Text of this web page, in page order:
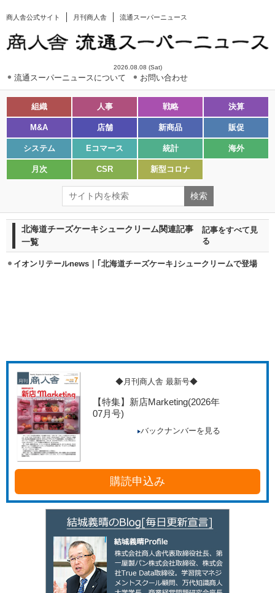
商人舎公式サイト 月刊商人舎 流通スーパーニュース
2026.08.08 (Sat)
流通スーパーニュースについて お問い合わせ
組織 人事 戦略 決算
M&A 店舗 新商品 販促
システム Eコマース 統計 海外
月次 CSR 新型コロナ
北海道チーズケーキシュークリーム関連記事
一覧
記事をすべて見
る
イオンリテールnews｜｢北海道チーズケーキ｣シュークリームで登場
◆月刊商人舎 最新号◆
【特集】新店Marketing(2026年
07月号)
バックナンバーを見る
購読申込み